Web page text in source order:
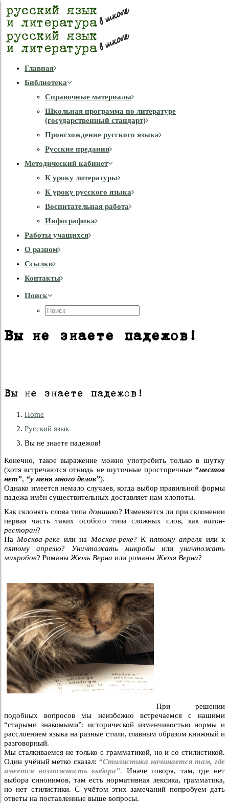
Главная
Библиотека
Справочные материалы
Школьная программа по литературе
(государственный стандарт)
Происхождение русского языка
Русские предания
Методический кабинет
К уроку литературы
К уроку русского языка
Воспитательная работа
Инфографика
Работы учащихся
О разном
Cсылки
Контакты
Поиск
Вы не знаете падежов!
Вы не знаете падежов!
Home
Русский язык
Вы не знаете падежов!
Конечно, такое выражение можно употребить только в шутку
(хотя встречаются отнюдь не шуточные просторечные “местов
нет”, “у меня много делов”).
Однако имеется немало случаев, когда выбор правильной формы
падежа имён существительных доставляет нам хлопоты.
Как склонять слова типа домишко? Изменяется ли при склонении
первая часть таких особого типа сложных слов, как вагон-
ресторан?
На Москва-реке или на Москве-реке? К пятому апреля или к
пятому апрелю? Уничтожать микробы или уничтожать
микробов? Романы Жюль Верна или романы Жюля Верна?
При решении
подобных вопросов мы неизбежно встречаемся с нашими
“старыми знакомыми”: исторической изменчивостью нормы и
расслоением языка на разные стили, главным образом книжный и
разговорный.
Мы сталкиваемся не только с грамматикой, но и со стилистикой.
Один учёный метко сказал: “Стилистика начинается там, где
имеется возможность выбора”. Иначе говоря, там, где нет
выбора синонимов, там есть нормативная лексика, грамматика,
но нет стилистики. С учётом этих замечаний попробуем дать
ответы на поставленные выше вопросы.